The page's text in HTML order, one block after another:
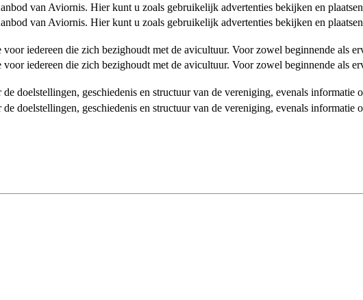
van Aviornis. Hier kunt u zoals gebruikelijk advertenties bekijken en
van Aviornis. Hier kunt u zoals gebruikelijk advertenties bekijken en
iedereen die zich bezighoudt met de avicultuur. Voor zowel beginnende als
iedereen die zich bezighoudt met de avicultuur. Voor zowel beginnende als
doelstellingen, geschiedenis en structuur van de vereniging, evenals informatie
doelstellingen, geschiedenis en structuur van de vereniging, evenals informatie